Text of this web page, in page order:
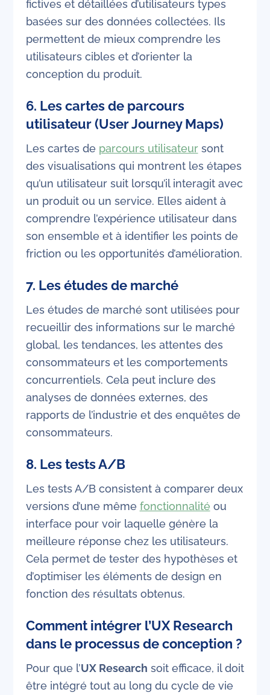
fictives et détaillées d’utilisateurs types
basées sur des données collectées. Ils
permettent de mieux comprendre les
utilisateurs cibles et d’orienter la
conception du produit.
6. Les cartes de parcours
utilisateur (User Journey Maps)
Les cartes de parcours utilisateursont
des visualisations qui montrent les étapes
qu’un utilisateur suit lorsqu’il interagit avec
un produit ou un service. Elles aident à
comprendre l’expérience utilisateur dans
son ensemble et à identifier les points de
friction ou les opportunités d’amélioration.
7. Les études de marché
Les études de marché sont utilisées pour
recueillir des informations sur le marché
global, les tendances, les attentes des
consommateurs et les comportements
concurrentiels. Cela peut inclure des
analyses de données externes, des
rapports de l’industrie et des enquêtes de
consommateurs.
8. Les tests A/B
Les tests A/B consistent à comparer deux
versions d’une même fonctionnalité ou
interface pour voir laquelle génère la
meilleure réponse chez les utilisateurs.
Cela permet de tester des hypothèses et
d’optimiser les éléments de design en
fonction des résultats obtenus.
Comment intégrer l’UX Research
dans le processus de conception ?
Pour que l’UX Research soit efficace, il doit
être intégré tout au long du cycle de vie